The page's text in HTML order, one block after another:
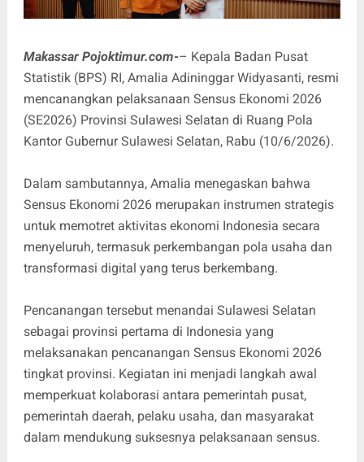
Makassar Pojoktimur.com-– Kepala Badan Pusat
Statistik (BPS) RI, Amalia Adininggar Widyasanti, resmi
mencanangkan pelaksanaan Sensus Ekonomi 2026
(SE2026) Provinsi Sulawesi Selatan di Ruang Pola
Kantor Gubernur Sulawesi Selatan, Rabu (10/6/2026).
Dalam sambutannya, Amalia menegaskan bahwa
Sensus Ekonomi 2026 merupakan instrumen strategis
untuk memotret aktivitas ekonomi Indonesia secara
menyeluruh, termasuk perkembangan pola usaha dan
transformasi digital yang terus berkembang.
Pencanangan tersebut menandai Sulawesi Selatan
sebagai provinsi pertama di Indonesia yang
melaksanakan pencanangan Sensus Ekonomi 2026
tingkat provinsi. Kegiatan ini menjadi langkah awal
memperkuat kolaborasi antara pemerintah pusat,
pemerintah daerah, pelaku usaha, dan masyarakat
dalam mendukung suksesnya pelaksanaan sensus.